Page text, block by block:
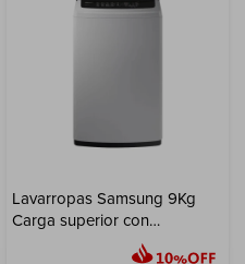
Lavarropas Samsung 9Kg
Carga superior con
tecnología Digital Inverter